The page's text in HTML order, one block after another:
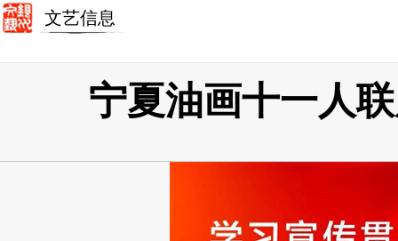
文艺信息
宁夏油画十一人